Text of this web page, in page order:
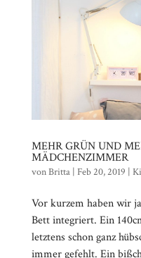
MEHR GRÜN UND
MÄDCHENZIMMER
vonBritta| Feb 20, 2019 |
Vor kurzem haben wir
Bett integriert. Ein
letztens schon ganz
immer gefehlt. Ein